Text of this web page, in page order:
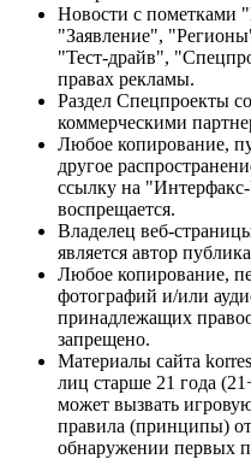
Новости с пометками
"Заявление",
"Тест-драйв",
правах рекламы.
Раздел Спецпроекты
коммерческими
Любое копирование,
другое
ссылку на
воспрещается.
Владелец веб-
является автор
Любое копирование,
фотографий и/или
принадлежащих
запрещено.
Материалы сайта
лиц старше 21 года
может вызвать
правила (принципы)
обнаружении первых